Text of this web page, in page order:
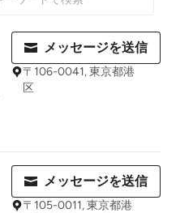
メッセージを送信
〒106-0041, 東京都港
区
メッセージを送信
〒105-0011, 東京都港